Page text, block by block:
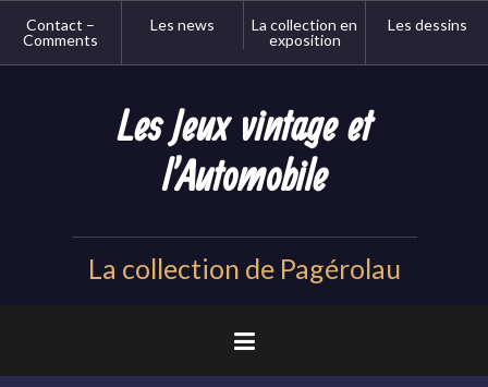
Contact –
Comments
Les news
La collection en
exposition
Les dessins
Les Jeux vintage et
l'Automobile
La collection de Pagérolau